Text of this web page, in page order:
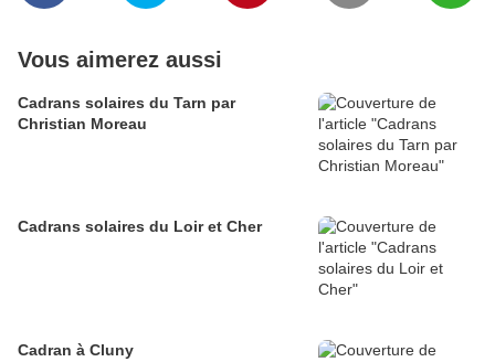
Vous aimerez aussi
Cadrans solaires du Tarn par
Christian Moreau
Cadrans solaires du Loir et Cher
Cadran à Cluny